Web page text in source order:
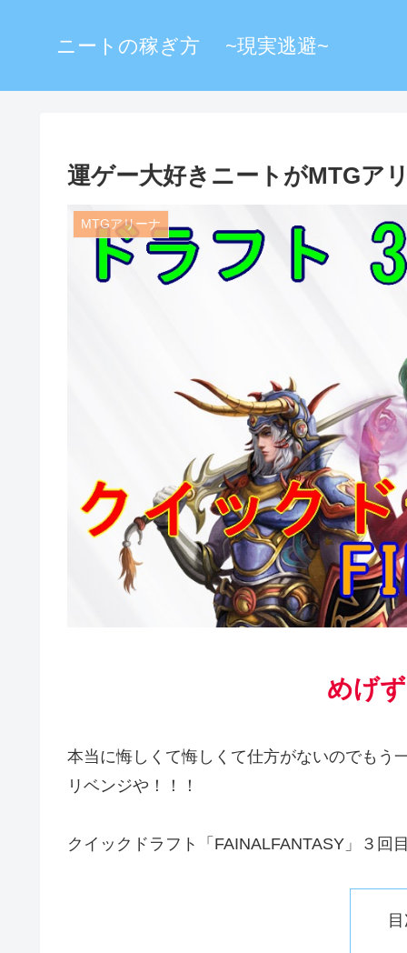
ニートの稼ぎ方 ~現実逃避~
運ゲー大好きニートがMTGア
MTGアリーナ
めげ
本当に悔しくて悔しくて仕方がないのでもう
リベンジや！！！
クイックドラフト「FAINALFANTASY」３